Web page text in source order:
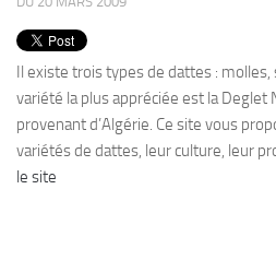
PRODUITS
RECETTES
Entrées
Il existe trois types de dattes :
variété la plus appréciée est la Deglet
provenant d’Algérie. Ce site vous
variétés de dattes, leur culture, leur
le site